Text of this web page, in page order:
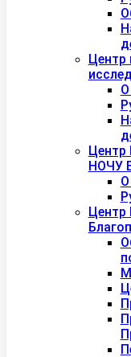
Центр
О
Центр
НОЧУ
О
Центр